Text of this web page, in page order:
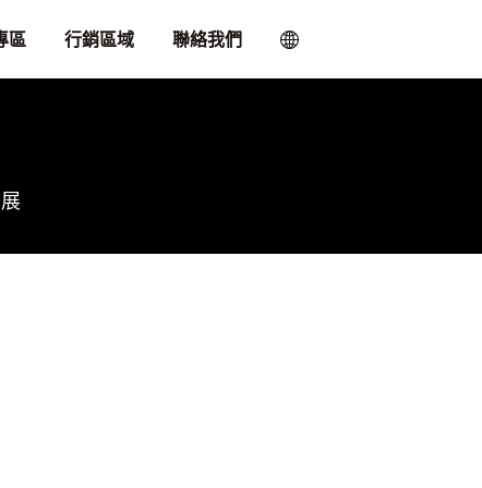
區 行銷區域 聯絡我們